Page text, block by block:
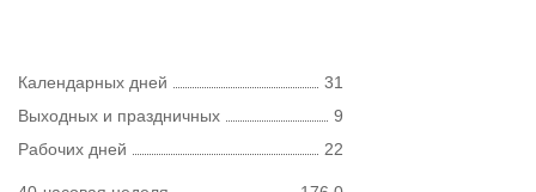
Календарных дней
31
Выходных и праздничных
9
Рабочих дней
22